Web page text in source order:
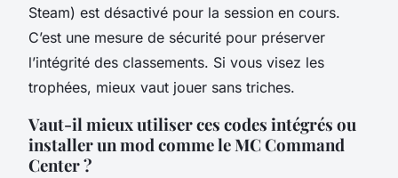
Steam) est désactivé pour la session en cours.
C’est une mesure de sécurité pour préserver
l’intégrité des classements. Si vous visez les
trophées, mieux vaut jouer sans triches.
Vaut-il mieux utiliser ces codes intégrés ou
installer un mod comme le MC Command
Center ?